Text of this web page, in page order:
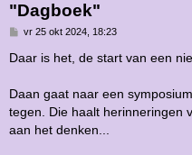
"Dagboek"
B
r
i
t
vr 25 okt 2024, 18:23
Daar is het, de start van een
Daan gaat naar een
tegen. Die haalt herinneringen
aan het denken...